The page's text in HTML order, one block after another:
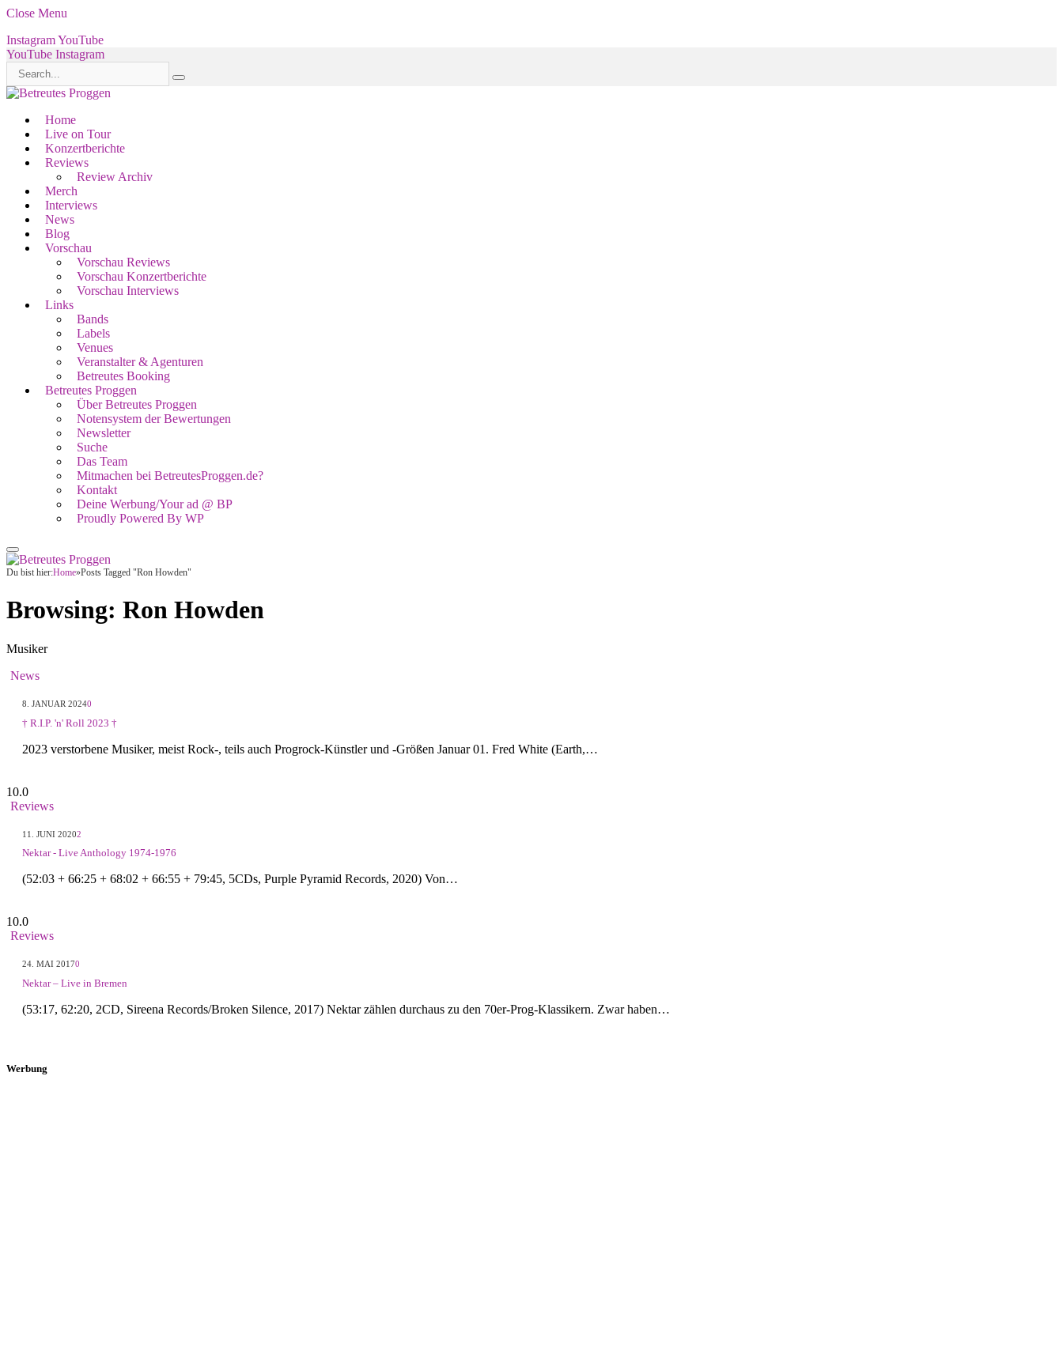
Close Menu
InstagramYouTube
YouTube Instagram
Home
Live on Tour
Konzertberichte
Reviews
Review Archiv
Merch
Interviews
News
Blog
Vorschau
Vorschau Reviews
Vorschau Konzertberichte
Vorschau Interviews
Links
Bands
Labels
Venues
Veranstalter & Agenturen
Betreutes Booking
Betreutes Proggen
Über Betreutes Proggen
Notensystem der Bewertungen
Newsletter
Suche
Das Team
Mitmachen bei BetreutesProggen.de?
Kontakt
Deine Werbung/Your ad @ BP
Proudly Powered By WP
Du bist hier:Home»Posts Tagged "Ron Howden"
Browsing: Ron Howden
Musiker
News
8. JANUAR 20240
† R.I.P. 'n' Roll 2023 †
2023 verstorbene Musiker, meist Rock-, teils auch Progrock-Künstler und -Größen Januar 01. Fred White (Earth,…
10.0
Reviews
11. JUNI 20202
Nektar - Live Anthology 1974-1976
(52:03 + 66:25 + 68:02 + 66:55 + 79:45, 5CDs, Purple Pyramid Records, 2020) Von…
10.0
Reviews
24. MAI 20170
Nektar – Live in Bremen
(53:17, 62:20, 2CD, Sireena Records/Broken Silence, 2017) Nektar zählen durchaus zu den 70er-Prog-Klassikern. Zwar haben…
Werbung